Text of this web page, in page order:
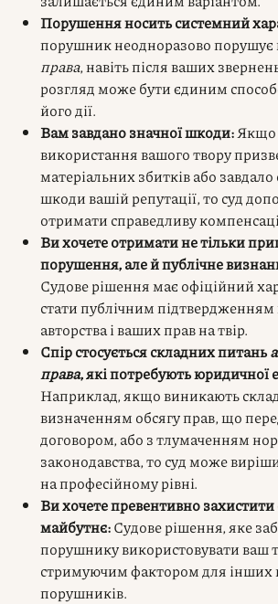
Порушення носить системний
порушник неодноразово порушує
права, навіть після ваших
розгляд може бути єдиним
його дії.
Вам завдано значної шкоди:Якщо
використання вашого твору
матеріальних збитків або завдало
шкоди вашій репутації, то суд
отримати справедливу
Ви хочете отримати не тільки
порушення, але й публічне
Судове рішення має офіційний
стати публічним
авторства і ваших прав на твір.
Спір стосується складних питань
права, які потребують юридичної
Наприклад, якщо виникають
визначенням обсягу прав, що
договором, або з тлумаченням
законодавства, то суд може
на професійному рівні.
Ви хочете превентивно захистити
майбутнє:Судове рішення, яке
порушнику використовувати ваш
стримуючим фактором для інших
порушників.